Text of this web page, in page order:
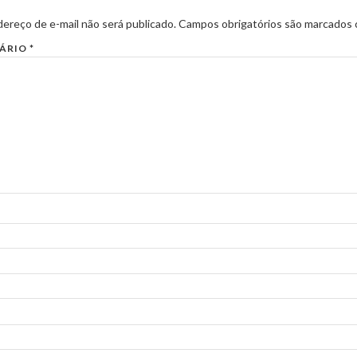
de e-mail não será publicado.Campos obrigatórios são marcados
*